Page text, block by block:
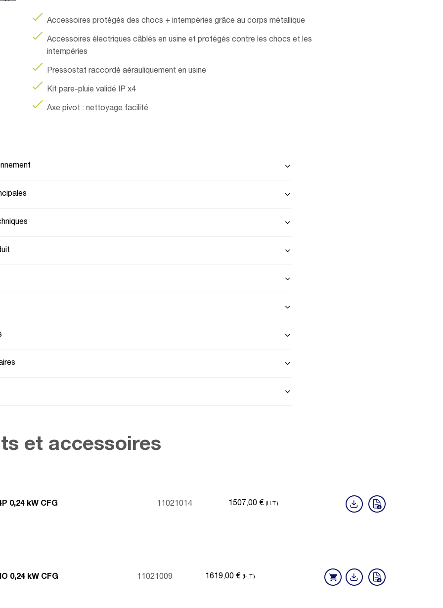
Accessoires protégés des chocs + intempéries grâce au corps métallique
Accessoires électriques câblés en usine et protégés contre les chocs et les
intempéries
Pressostat raccordé aérauliquement en usine
Kit pare-pluie validé IP x4
Axe pivot : nettoyage facilité
et accessoires
0,24 kW CFG 11021014 1507,00 € (H.T.)
0,24 kW CFG 11021009 1619,00 € (H.T.)